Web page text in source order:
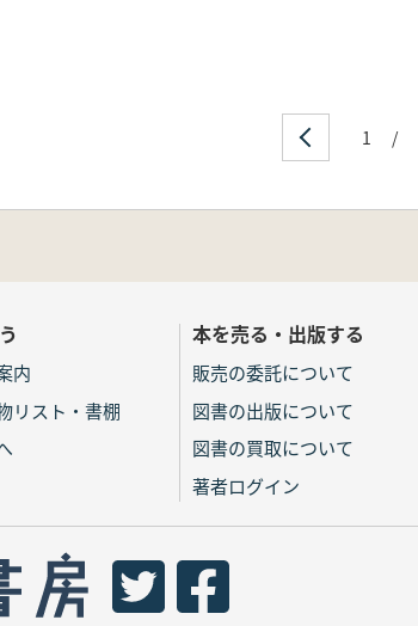
1 /
内
リスト・書棚
本を売る・出版する
販売の委託について
図書の出版について
図書の買取について
著者ログイン